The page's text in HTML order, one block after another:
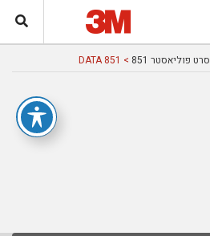
סרט פוליאסטר 851 > 851 DATA